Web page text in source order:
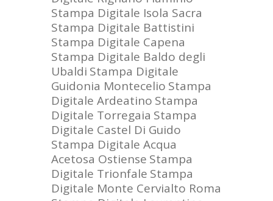
Stampa Digitale Isola Sacra
Stampa Digitale Battistini
Stampa Digitale Capena
Stampa Digitale Baldo degli
Ubaldi Stampa Digitale
Guidonia Montecelio Stampa
Digitale Ardeatino Stampa
Digitale Torregaia Stampa
Digitale Castel Di Guido
Stampa Digitale Acqua
Acetosa Ostiense Stampa
Digitale Trionfale Stampa
Digitale Monte Cervialto Roma